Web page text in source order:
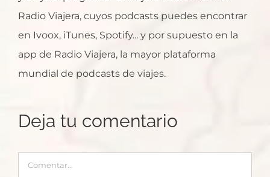
Radio Viajera, cuyos podcasts puedes encontrar
en Ivoox, iTunes, Spotify... y por supuesto en la
app de Radio Viajera, la mayor plataforma
mundial de podcasts de viajes.
Deja tu comentario
Comentar